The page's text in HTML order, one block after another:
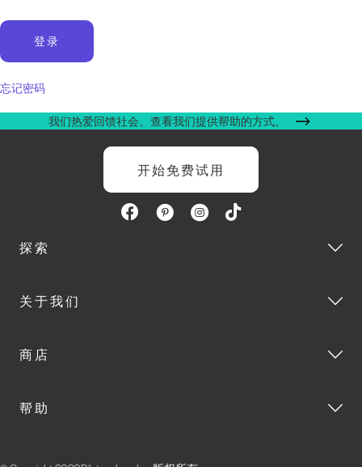
忘记密码
我们热爱回馈社会。查看我们提供帮助的方式。
开始免费试用
探索
关于我们
商店
帮助